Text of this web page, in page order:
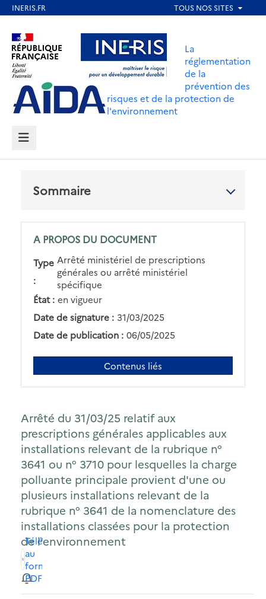
contenu
principal
Aller au contenu Aller au menu
Aller au pied de page
La
réglementation
de la
prévention des
risques et de la protection de
l'environnement
MENU
A PROPOS DU DOCUMENT
Type
:
Arrêté ministériel de prescriptions
générales ou arrêté ministériel
spécifique
État : en vigueur
Date de signature : 31/03/2025
Date de publication : 06/05/2025
Contenus liés
Sommaire
Arrêté du 31/03/25 relatif aux
prescriptions générales applicables aux
installations relevant de la rubrique n°
3641 ou n° 3710 pour lesquelles la charge
polluante principale provient d'une ou
plusieurs installations relevant de la
rubrique n° 3641 de la nomenclature des
installations classées pour la protection
de l'environnement
Télécharger
au
format
PDF